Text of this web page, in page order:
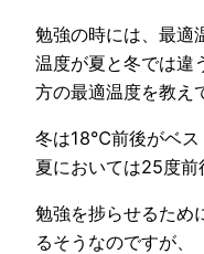
勉強の時には、最適
温度が夏と冬では違
方の最適温度を教え
冬は18℃前後がベス
夏においては25度前
勉強を捗らせるため
るそうなのですが、